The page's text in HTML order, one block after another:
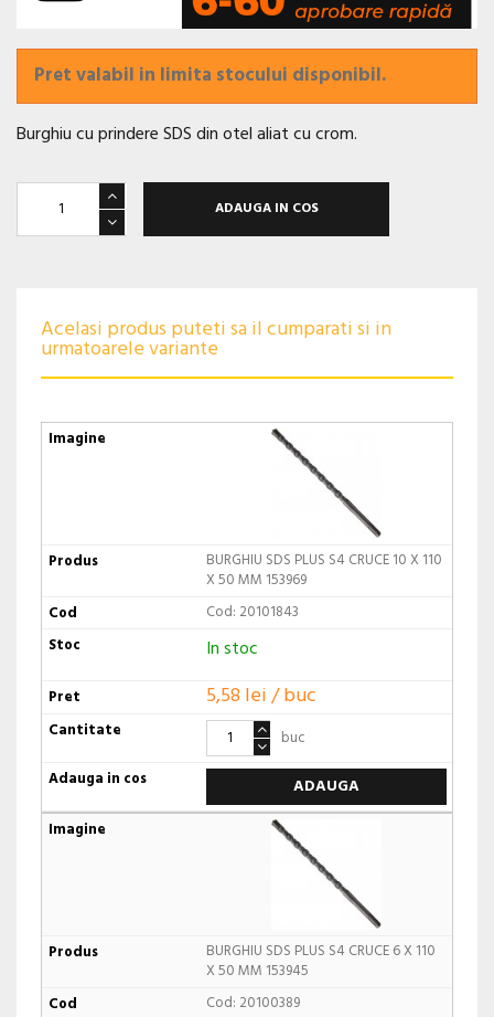
Pret valabil in limita stocului disponibil.
Burghiu cu prindere SDS din otel aliat cu crom.
ADAUGA IN COS
Acelasi produs puteti sa il cumparati si in
urmatoarele variante
BURGHIU SDS PLUS S4 CRUCE 10 X 110
X 50 MM 153969
Cod: 20101843
In stoc
5,58 lei / buc
buc
ADAUGA
BURGHIU SDS PLUS S4 CRUCE 6 X 110
X 50 MM 153945
Cod: 20100389